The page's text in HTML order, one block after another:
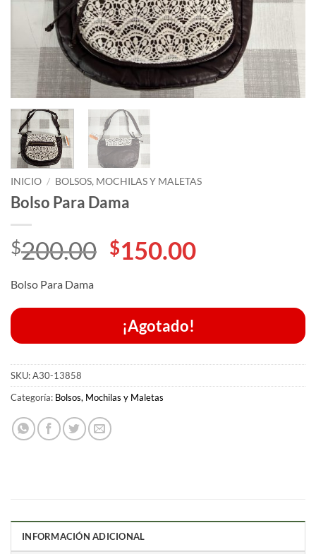
INICIO / BOLSOS, MOCHILAS Y MALETAS
Bolso Para Dama
$200.00 El
era:
$200.00.
$150.00El
$150.00.
Bolso Para Dama
¡Agotado!
SKU:A30-13858
Categoría: Bolsos, Mochilas y Maletas
INFORMACIÓN ADICIONAL